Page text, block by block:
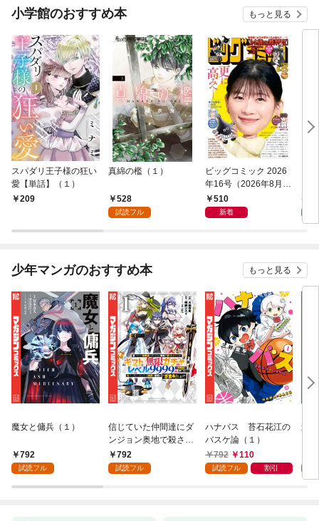
小学館のおすすめ本 もっと見る
スパダリ王子様の狂い
愛【単話】（１）
209
真綿の檻（１）
528
試読フル
ビッグコミック 2026
年16号（2026年8月7
日発売）
510
新着
少年マンガのおすすめ本 もっと見る
魔女と傭兵（１）
792
試読フル
信じていた仲間達にダ
ンジョン奥地で殺され
かけたがギフト『無限
ガチャ』でレベル９９
792
試読フル
ハナバス 苔石花江の
バスケ論（１）
792
110
試読フル 割引
追
強
～